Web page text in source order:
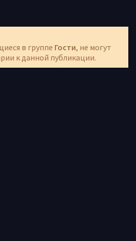
в группе Гости, не могут
к данной публикации.